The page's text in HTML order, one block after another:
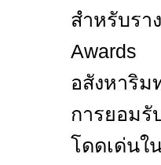
สำหรับรา
อสังหาริ
การยอมรั
โดดเด่น